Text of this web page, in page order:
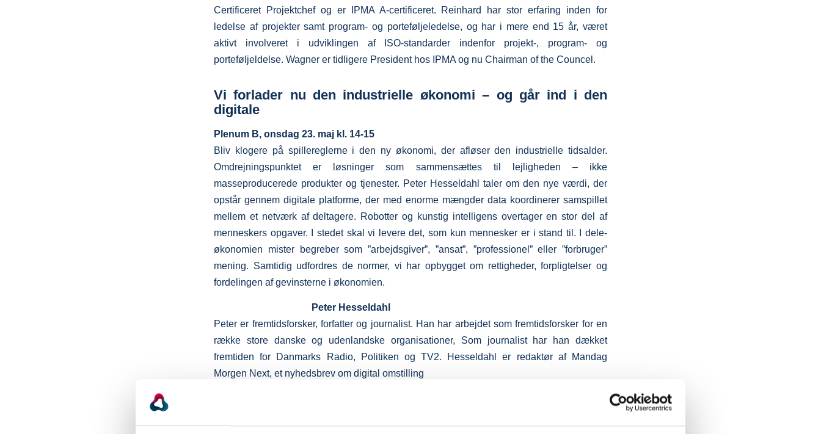
Certificeret Projektchef og er IPMA A-certificeret. Reinhard har stor erfaring inden for
ledelse af projekter samt program- og porteføljeledelse, og har i mere end 15 år, været
aktivt involveret i udviklingen af ISO-standarder indenfor projekt-, program- og
porteføljeldelse. Wagner er tidligere President hos IPMA og nu Chairman of the Councel.
Vi forlader nu den industrielle økonomi – og går ind i den
digitale
Plenum B, onsdag 23. maj kl. 14-15
Bliv klogere på spillereglerne i den ny økonomi, der afløser den industrielle tidsalder.
Omdrejningspunktet er løsninger som sammensættes til lejligheden – ikke
masseproducerede produkter og tjenester. Peter Hesseldahl taler om den nye værdi, der
opstår gennem digitale platforme, der med enorme mængder data koordinerer samspillet
mellem et netværk af deltagere. Robotter og kunstig intelligens overtager en stor del af
menneskers opgaver. I stedet skal vi levere det, som kun mennesker er i stand til. I dele-
økonomien mister begreber som ”arbejdsgiver”, ”ansat”, ”professionel” eller ”forbruger”
mening. Samtidig udfordres de normer, vi har opbygget om rettigheder, forpligtelser og
fordelingen af gevinsterne i økonomien.
Peter Hesseldahl
Peter er fremtidsforsker, forfatter og journalist. Han har arbejdet som fremtidsforsker for en
række store danske og udenlandske organisationer, Som journalist har han dækket
fremtiden for Danmarks Radio, Politiken og TV2. Hesseldahl er redaktør af Mandag
Morgen Next, et nyhedsbrev om digital omstilling